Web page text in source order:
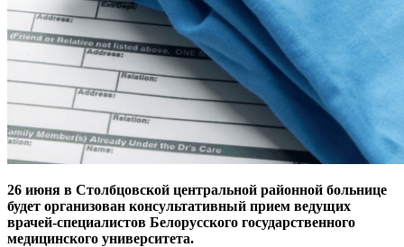
26 июня в Столбцовской центральной районной больнице
будет организован консультативный прием ведущих
врачей-специалистов Белорусского государственного
медицинского университета.